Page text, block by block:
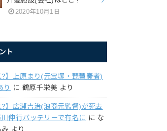
2020年10月1日
ト
?】上原まり(元宝塚・琵琶奏者)
り
に 鶴原千栄美 より
?】広瀬吉治(浪商元監督)が死去
伸行バッテリーで有名に に な
より